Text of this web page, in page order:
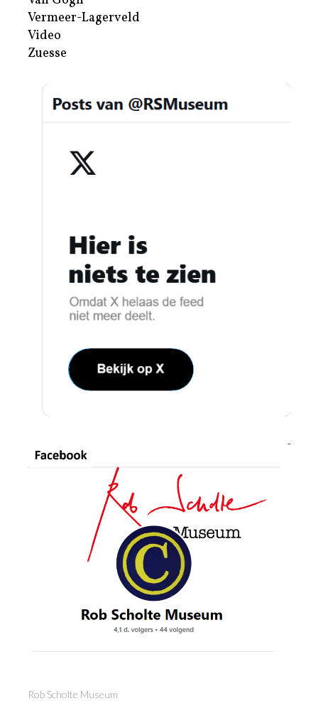
Vermeer-Lagerveld
Video
Zuesse
Rob Scholte Museum